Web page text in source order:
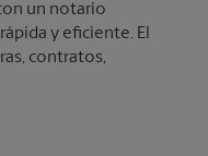
un notario
y eficiente. El
contratos,